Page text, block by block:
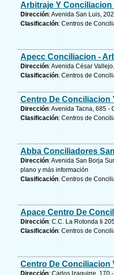
Arbitraje Y Conciliacion
Dirección: Avenida San Luis,
Clasificación: Centros de
Apecc Conciliacion -
Dirección: Avenida César
Clasificación: Centros de
Centro De Conciliacion
Dirección: Avenida Tacna, 685 -
Clasificación: Centros de
Abba Conciliadores
Dirección: Avenida San Borja
plano y más información
Clasificación: Centros de
Apace Centro De
Dirección: C.C. La Rotonda Ii
Clasificación: Centros de
Centro De Conciliacion
Dirección: Carlos Izaguirre, 170